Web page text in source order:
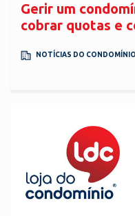
Gerir um
cobrar quotas e
NOTÍCIAS DO CONDOMÍNIO